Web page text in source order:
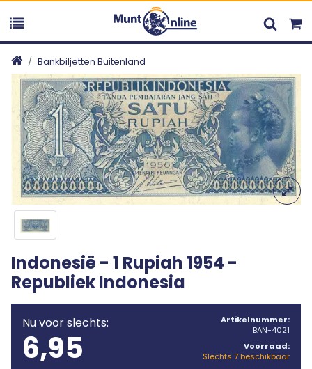
Bankbiljetten Buitenland
Indonesië - 1 Rupiah 1954 -
Republiek Indonesia
Nu voor slechts:
6,95
Artikelnummer:
BAN-4021
Voorraad:
Slechts 7 beschikbaar